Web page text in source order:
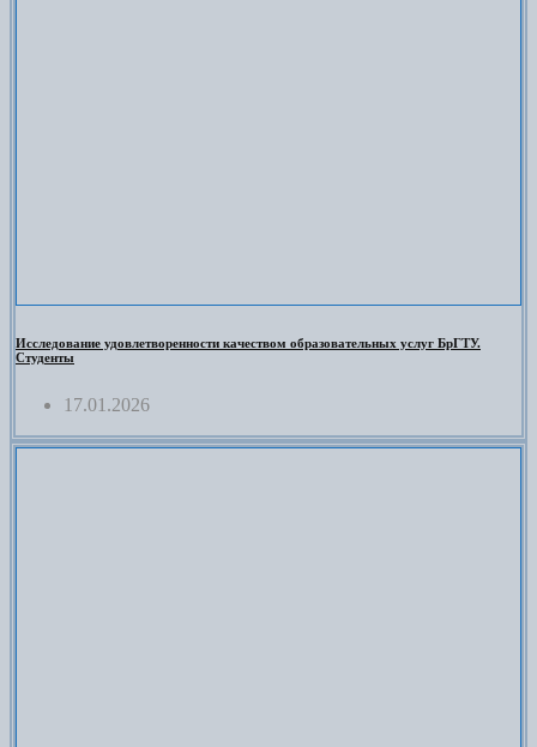
Исследование удовлетворенности качеством образовательных услуг БрГТУ.
Студенты
17.01.2026